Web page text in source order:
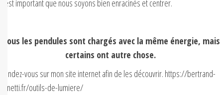
Il est important que nous soyons bien enracinés et centrer.
Tous les pendules sont chargés avec la même énergie, mais
certains ont autre chose.
Rendez-vous sur mon site internet afin de les découvrir. https://bertrand-
minetti.fr/outils-de-lumiere/